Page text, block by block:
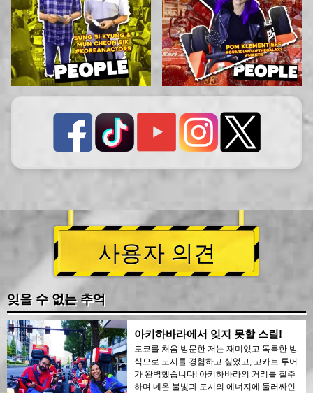
사용자 의견
잊을 수 없는 추억
아키하바라에서 잊지 못할 스릴!
도쿄를 처음 방문한 저는 재미있고 독특한 방
식으로 도시를 경험하고 싶었고, 고카트 투어
가 완벽했습니다! 아키하바라의 거리를 질주
하며 네온 불빛과 도시의 에너지에 둘러싸인